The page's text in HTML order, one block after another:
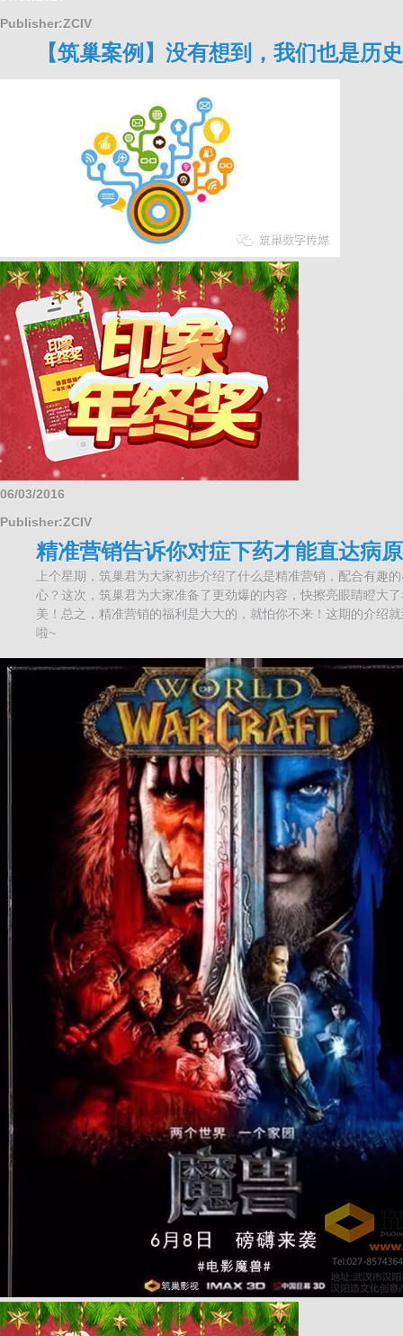
Publisher:ZCIV
【筑巢案例】没有想到，我们也是历
06/03/2016
Publisher:ZCIV
精准营销告诉你对症下药才能直达病
上个星期，筑巢君为大家初步介绍了什么是精准营销，配合有趣
心？这次，筑巢君为大家准备了更劲爆的内容，快擦亮眼睛瞪大
美！总之，精准营销的福利是大大的，就怕你不来！这期的介绍
啦~